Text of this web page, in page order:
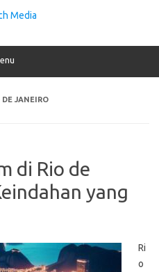
JANEIRO
di Rio de
yang
Ri
o